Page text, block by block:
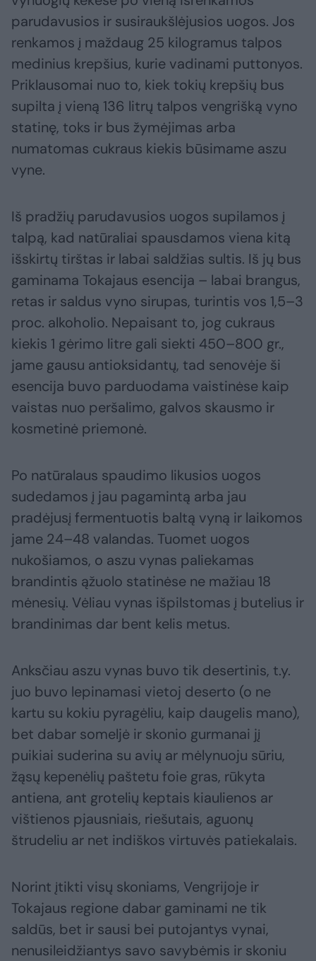
parudavusios ir susiraukšlėjusios uogos. Jos
renkamos į maždaug 25 kilogramus talpos
medinius krepšius, kurie vadinami puttonyos.
Priklausomai nuo to, kiek tokių krepšių bus
supilta į vieną 136 litrų talpos vengrišką vyno
statinę, toks ir bus žymėjimas arba
numatomas cukraus kiekis būsimame aszu
vyne.
Iš pradžių parudavusios uogos supilamos į
talpą, kad natūraliai spausdamos viena kitą
išskirtų tirštas ir labai saldžias sultis. Iš jų bus
gaminama Tokajaus esencija – labai brangus,
retas ir saldus vyno sirupas, turintis vos 1,5–3
proc. alkoholio. Nepaisant to, jog cukraus
kiekis 1 gėrimo litre gali siekti 450–800 gr.,
jame gausu antioksidantų, tad senovėje ši
esencija buvo parduodama vaistinėse kaip
vaistas nuo peršalimo, galvos skausmo ir
kosmetinė priemonė.
Po natūralaus spaudimo likusios uogos
sudedamos į jau pagamintą arba jau
pradėjusį fermentuotis baltą vyną ir laikomos
jame 24–48 valandas. Tuomet uogos
nukošiamos, o aszu vynas paliekamas
brandintis ąžuolo statinėse ne mažiau 18
mėnesių. Vėliau vynas išpilstomas į butelius ir
brandinimas dar bent kelis metus.
Anksčiau aszu vynas buvo tik desertinis, t.y.
juo buvo lepinamasi vietoj deserto (o ne
kartu su kokiu pyragėliu, kaip daugelis mano),
bet dabar someljė ir skonio gurmanai jį
puikiai suderina su avių ar mėlynuoju sūriu,
žąsų kepenėlių paštetu foie gras, rūkyta
antiena, ant grotelių keptais kiaulienos ar
vištienos pjausniais, riešutais, aguonų
štrudeliu ar net indiškos virtuvės patiekalais.
Norint įtikti visų skoniams, Vengrijoje ir
Tokajaus regione dabar gaminami ne tik
saldūs, bet ir sausi bei putojantys vynai,
nenusileidžiantys savo savybėmis ir skoniu